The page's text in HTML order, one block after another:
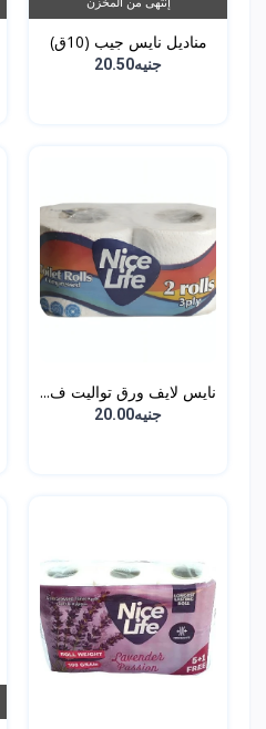
مناديل نايس جيب (10ق)
جنيه20.50
نايس لايف ورق تواليت ف...
جنيه20.00